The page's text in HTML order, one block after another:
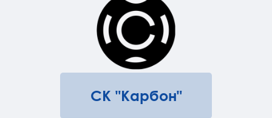
СК "Карбон"